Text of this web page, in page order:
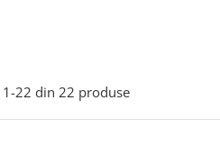
1-22 din 22 produse